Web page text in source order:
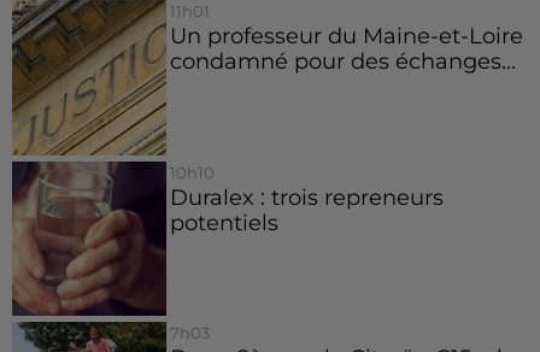
11h01
Un professeur du Maine-et-Loire
condamné pour des échanges...
10h10
Duralex : trois repreneurs
potentiels
7h03